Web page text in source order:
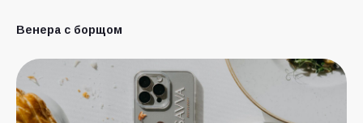
Венера с борщом